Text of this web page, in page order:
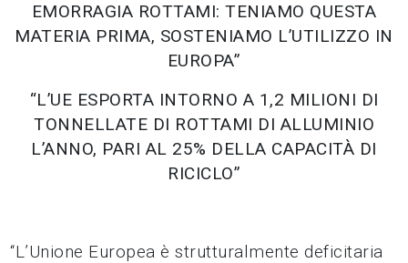
EMORRAGIA ROTTAMI: TENIAMO QUESTA
MATERIA PRIMA, SOSTENIAMO L’UTILIZZO IN
EUROPA”
“L’UE ESPORTA INTORNO A 1,2 MILIONI DI
TONNELLATE DI ROTTAMI DI ALLUMINIO
L’ANNO, PARI AL 25% DELLA CAPACITÀ DI
RICICLO”
“L’Unione Europea è strutturalmente deficitaria